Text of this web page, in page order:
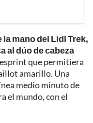
mano del Lidl Trek,
al dúo de cabeza
que permitiera
amarillo. Una
medio minuto de
el mundo, con el